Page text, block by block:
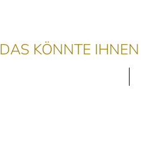
DAS KÖNNTE